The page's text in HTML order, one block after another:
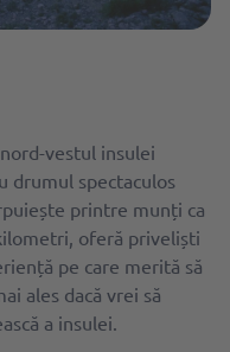
vestul insulei
drumul spectaculos
printre munți ca
oferă priveliști
pe care merită să
ales dacă vrei să
a insulei.